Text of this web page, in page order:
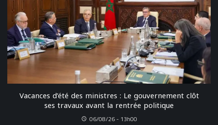
Vacances d’été des ministres : Le gouvernement clôt
ses travaux avant la rentrée politique
06/08/26 - 13h00